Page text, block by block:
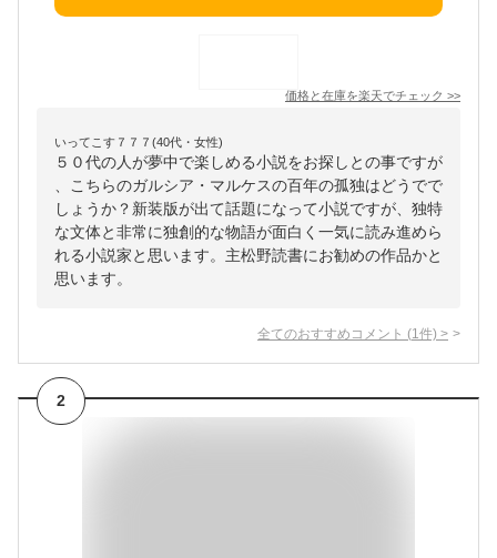
価格と在庫を楽天でチェック >>
いってこす７７７(40代・女性)
５０代の人が夢中で楽しめる小説をお探しとの事ですが
、こちらのガルシア・マルケスの百年の孤独はどうでで
しょうか？新装版が出て話題になって小説ですが、独特
な文体と非常に独創的な物語が面白く一気に読み進めら
れる小説家と思います。主松野読書にお勧めの作品かと
思います。
全てのおすすめコメント (1 件) >
2